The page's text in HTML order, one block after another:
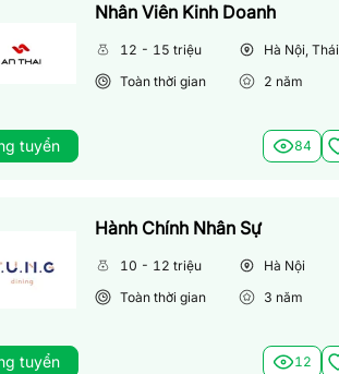
Nhân Viên Kinh Doanh
12 - 15 triệu
Hà Nội, Thái Bình
Toàn thời gian
2 năm
tuyển 84
Hành Chính Nhân Sự
10 - 12 triệu
Hà Nội
Toàn thời gian
3 năm
tuyển 12